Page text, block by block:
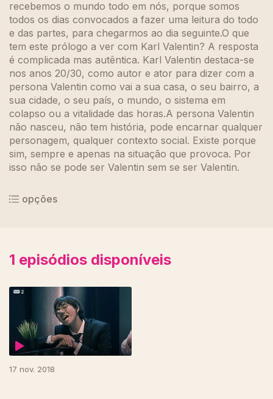
recebemos o mundo todo em nós, porque somos
todos os dias convocados a fazer uma leitura do todo
e das partes, para chegarmos ao dia seguinte.O que
tem este prólogo a ver com Karl Valentin? A resposta
é complicada mas autêntica. Karl Valentin destaca-se
nos anos 20/30, como autor e ator para dizer com a
persona Valentin como vai a sua casa, o seu bairro, a
sua cidade, o seu país, o mundo, o sistema em
colapso ou a vitalidade das horas.A persona Valentin
não nasceu, não tem história, pode encarnar qualquer
personagem, qualquer contexto social. Existe porque
sim, sempre e apenas na situação que provoca. Por
isso não se pode ser Valentin sem se ser Valentin.
opções
1 episódios disponíveis
17 nov. 2018
375008